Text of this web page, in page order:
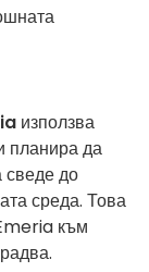
използва
планира да
сведе до
среда. Това
към